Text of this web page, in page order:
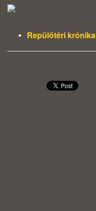
Repülőtéri krónika